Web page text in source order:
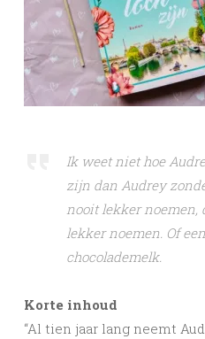
Ik weet niet hoe
zijn dan Audrey
nooit lekker noemen,
lekker noemen. Of
chocolademelk.
Korte inhoud
“Al tien jaar lang neemt